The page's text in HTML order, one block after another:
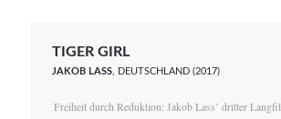
TIGER GIRL
JAKOB LASS , DEUTSCHLAND (2017)
Freiheit durch Reduktion: Jakob Lass’ dritter